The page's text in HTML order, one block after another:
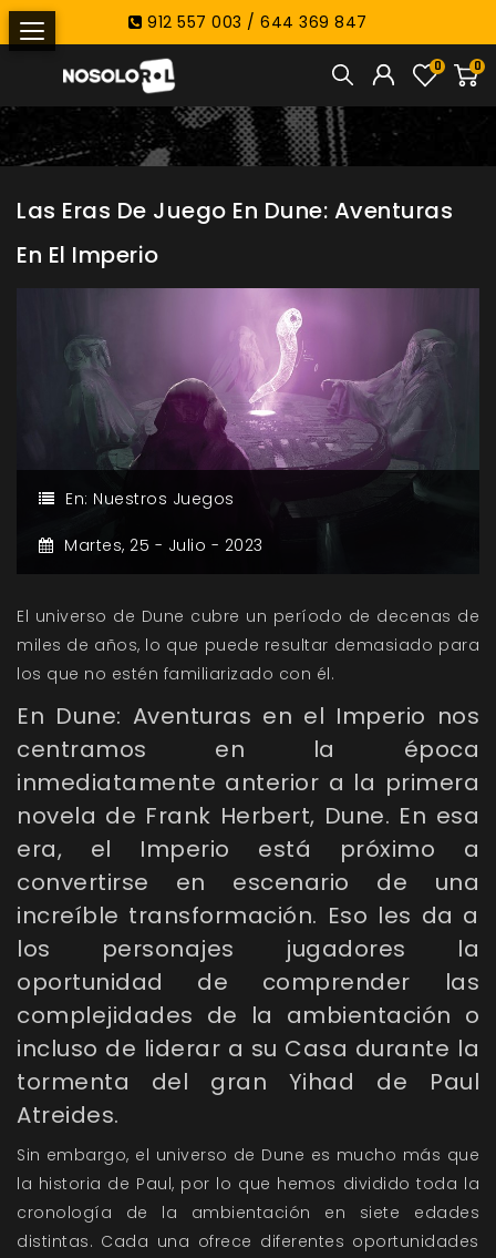
912 557 003 / 644 369 847
0
0
Las Eras De Juego En Dune: Aventuras
En El Imperio
En: Nuestros Juegos
Martes, 25 - Julio - 2023
El universo de Dune cubre un período de decenas de
miles de años, lo que puede resultar demasiado para
los que no estén familiarizado con él.
En Dune: Aventuras en el Imperio nos
centramos en la época
inmediatamente anterior a la primera
novela de Frank Herbert, Dune. En esa
era, el Imperio está próximo a
convertirse en escenario de una
increíble transformación. Eso les da a
los personajes jugadores la
oportunidad de comprender las
complejidades de la ambientación o
incluso de liderar a su Casa durante la
tormenta del gran Yihad de Paul
Atreides.
Sin embargo, el universo de Dune es mucho más que
la historia de Paul, por lo que hemos dividido toda la
cronología de la ambientación en siete edades
distintas. Cada una ofrece diferentes oportunidades